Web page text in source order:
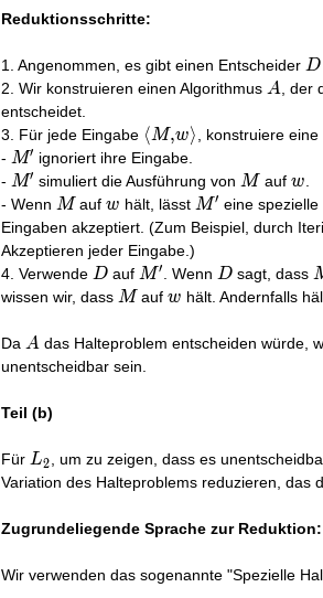
auf Eingabe }
Reduktionsschritte:
1. Angenommen, es gibt einen Entscheider D
D
2. Wir konstruieren einen Algorithmus A
A ,
entscheidet.
3. Für jede Eingabe \langle
M, w
\rangle
⟨M,w⟩ , konstruiere
- M'
M′ ignoriert ihre Eingabe.
- M'
M′ simuliert die Ausführung von M
M aufw
w
- Wenn M
M aufw
w hält, lässt M'
M′ eine
Eingaben akzeptiert. (Zum Beispiel, durch
Akzeptieren jeder Eingabe.)
4. Verwende D
Dauf M'
M′ . Wenn D
D sagt, dass
wissen wir, dass M
M aufw
w hält. Andernfalls
Da A
A das Halteproblem entscheiden würde,
unentscheidbar sein.
Teil (b)
Für L_{2}
L2
, um zu zeigen, dass es
Variation des Halteproblems reduzieren, das
Zugrundeliegende Sprache zur Reduktion:
Wir verwenden das sogenannte "Spezielle